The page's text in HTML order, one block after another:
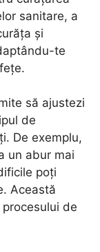
sanitare, a
și
te
să ajustezi
de
De exemplu,
un abur mai
poți
Această
de